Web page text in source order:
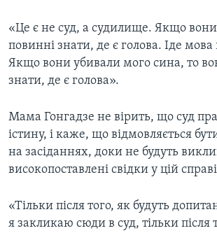
«Це є не суд, а судилище. Якщо
повинні знати, де є голова. Іде мова
Якщо вони убивали мого сина, то
знати, де є голова».
Мама Гонгадзе не вірить, що суд
істину, і каже, що відмовляється
на засіданнях, доки не будуть
високопоставлені свідки у цій
«Тільки після того, як будуть
я закликаю сюди в суд, тільки